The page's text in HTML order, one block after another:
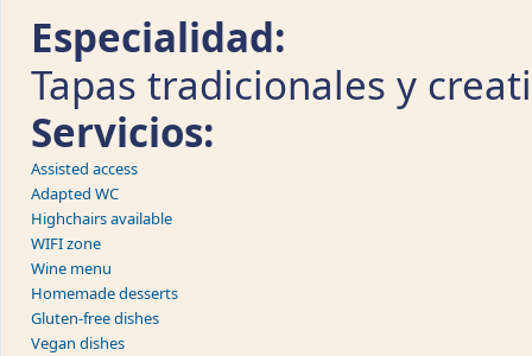
Especialidad:
Tapas tradicionales y
Servicios:
Assisted access
Adapted WC
Highchairs available
WIFI zone
Wine menu
Homemade desserts
Gluten-free dishes
Vegan dishes